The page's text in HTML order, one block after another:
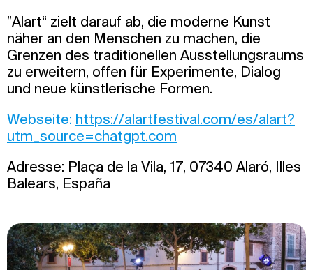
”Alart“ zielt darauf ab, die moderne Kunst
näher an den Menschen zu machen, die
Grenzen des traditionellen Ausstellungsraums
zu erweitern, offen für Experimente, Dialog
und neue künstlerische Formen.
Webseite: https://alartfestival.com/es/alart?
utm_source=chatgpt.com
Adresse: Plaça de la Vila, 17, 07340 Alaró, Illes
Balears, España